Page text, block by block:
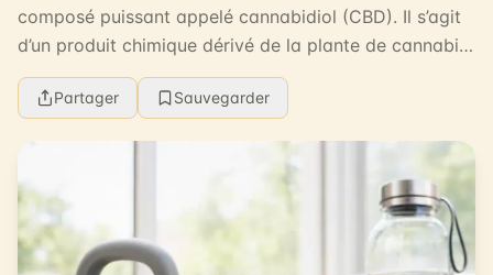
composé puissant appelé cannabidiol (CBD). Il s’agit
d’un produit chimique dérivé de la plante de cannabis,
mais qui, contrairement au THC, n’a pas bea...
Partager Sauvegarder